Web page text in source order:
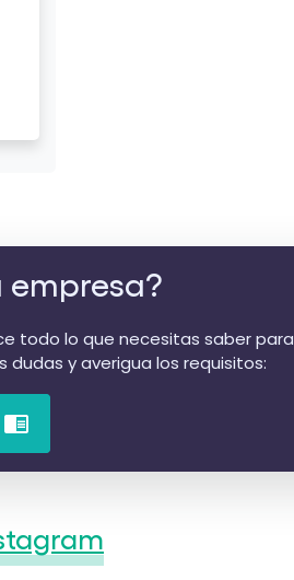
empresa?
todo lo que necesitas saber para
dudas y averigua los requisitos: